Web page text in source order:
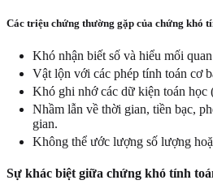
Các triệu chứng thường gặp của chứng khó
Khó nhận biết số và hiểu mối
Vật lộn với các phép tính toán cơ
Khó ghi nhớ các dữ kiện toán học
Nhầm lẫn về thời gian, tiền bạc,
gian.
Không thể ước lượng số lượng
Sự khác biệt giữa chứng khó tính